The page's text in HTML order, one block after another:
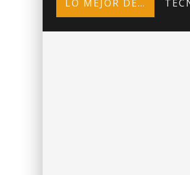
LO MEJOR DE…